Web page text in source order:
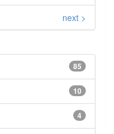
next >
85
10
4